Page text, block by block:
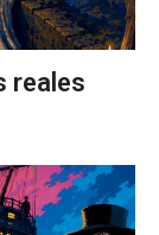
reales